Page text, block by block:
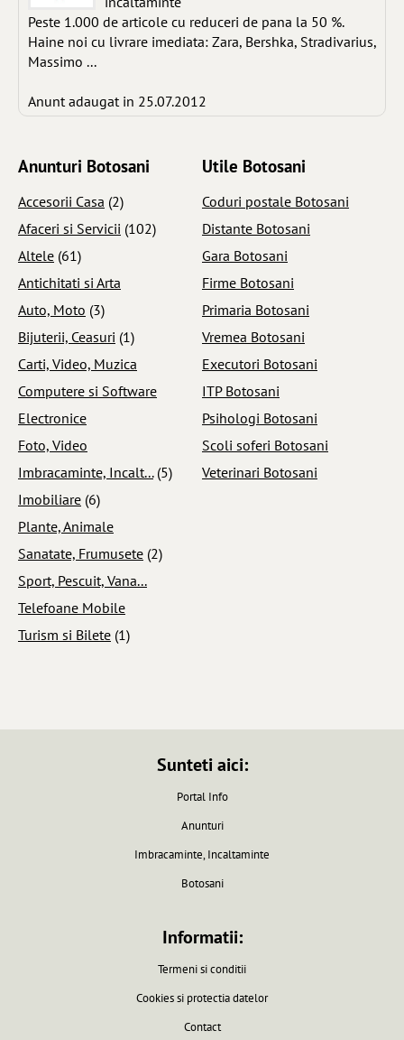
Peste 1.000 de articole cu reduceri de pana la 50 %.
Haine noi cu livrare imediata: Zara, Bershka, Stradivarius,
Massimo ...
Anunt adaugat in 25.07.2012
Anunturi Botosani
Accesorii Casa (2)
Afaceri si Servicii (102)
Altele (61)
Antichitati si Arta
Auto, Moto (3)
Bijuterii, Ceasuri (1)
Carti, Video, Muzica
Computere si Software
Electronice
Foto, Video
Imbracaminte, Incalt... (5)
Imobiliare (6)
Plante, Animale
Sanatate, Frumusete (2)
Sport, Pescuit, Vana...
Telefoane Mobile
Turism si Bilete (1)
Utile Botosani
Coduri postale Botosani
Distante Botosani
Gara Botosani
Firme Botosani
Primaria Botosani
Vremea Botosani
Executori Botosani
ITP Botosani
Psihologi Botosani
Scoli soferi Botosani
Veterinari Botosani
Sunteti aici:
Portal Info
Anunturi
Imbracaminte, Incaltaminte
Botosani
Informatii:
Termeni si conditii
Cookies si protectia datelor
Contact